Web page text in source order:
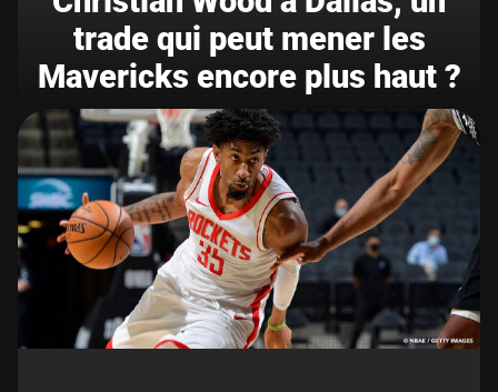
trade qui peut mener les
Mavericks encore plus haut ?